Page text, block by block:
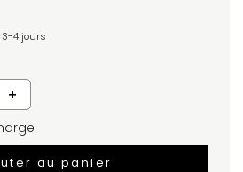
4 jours
+
au panier